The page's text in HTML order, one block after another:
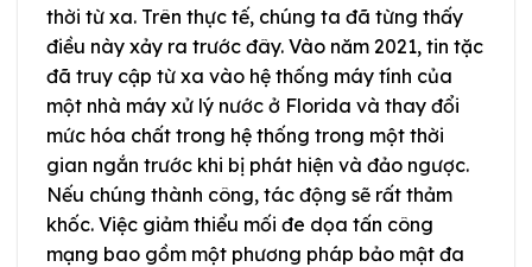
thời từ xa. Trên thực tế, chúng ta đã từng thấy
điều này xảy ra trước đây. Vào năm 2021, tin tặc
đã truy cập từ xa vào hệ thống máy tính của
một nhà máy xử lý nước ở Florida và thay đổi
mức hóa chất trong hệ thống trong một thời
gian ngắn trước khi bị phát hiện và đảo ngược.
Nếu chúng thành công, tác động sẽ rất thảm
khốc. Việc giảm thiểu mối đe dọa tấn công
mạng bao gồm một phương pháp bảo mật đa